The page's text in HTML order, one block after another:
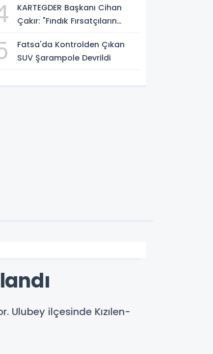
KARTEGDER Başkanı Cihan
Çakır: "Fındık Fırsatçıların
Fatsa'da Kontrolden Çıkan
SUV Şarampole Devrildi
Ulubey ilçesinde Kızılen-